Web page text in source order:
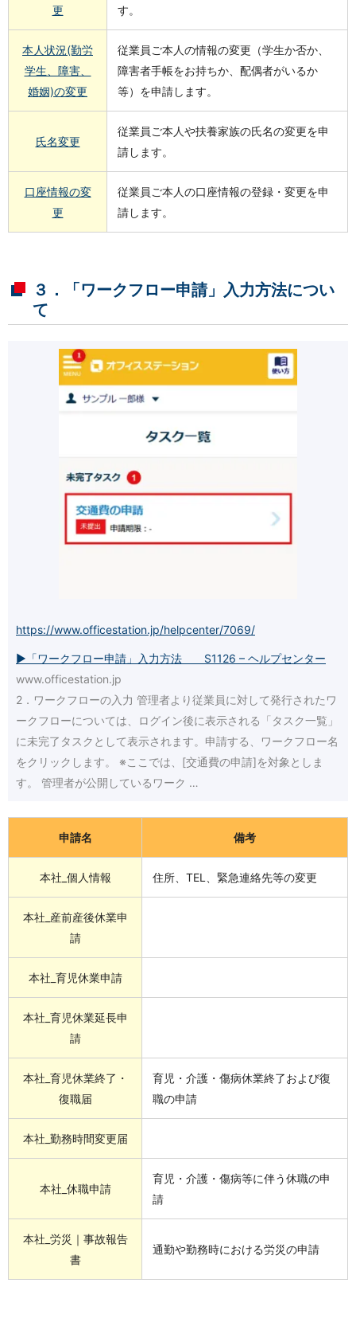
更 す。
本人状況(勤労
学生、障害、
婚姻)の変更
従業員ご本人の情報の変更（学生か否か、
障害者手帳をお持ちか、配偶者がいるか
等）を申請します。
氏名変更
従業員ご本人や扶養家族の氏名の変更を申
請します。
口座情報の変
更
従業員ご本人の口座情報の登録・変更を申
請します。
３．「ワークフロー申請」入力方法につい
て
https://www.officestation.jp/helpcenter/7069/
▶「ワークフロー申請」入力方法 S1126 – ヘルプセンター
www.officestation.jp
2．ワークフローの入力 管理者より従業員に対して発行されたワ
ークフローについては、ログイン後に表示される「タスク一覧」
に未完了タスクとして表示されます。申請する、ワークフロー名
をクリックします。 ※ここでは、[交通費の申請]を対象としま
す。 管理者が公開しているワーク …
申請名 備考
本社_個人情報 住所、TEL、緊急連絡先等の変更
本社_産前産後休業申
請
本社_育児休業申請
本社_育児休業延長申
請
本社_育児休業終了・
復職届
育児・介護・傷病休業終了および復
職の申請
本社_勤務時間変更届
本社_休職申請
育児・介護・傷病等に伴う休職の申
請
本社_労災｜事故報告
書
通勤や勤務時における労災の申請